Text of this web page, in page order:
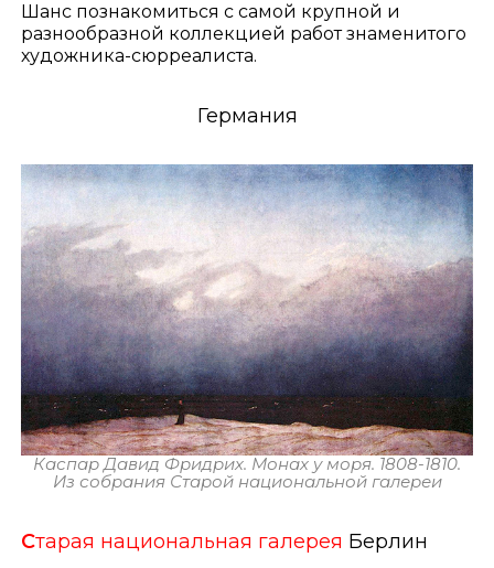
Шанс познакомиться с самой крупной и
разнообразной коллекцией работ знаменитого
художника-сюрреалиста.
Германия
Каспар Давид Фридрих. Монах у моря. 1808-1810.
Из собрания Старой национальной галереи
Старая национальная галерея Берлин